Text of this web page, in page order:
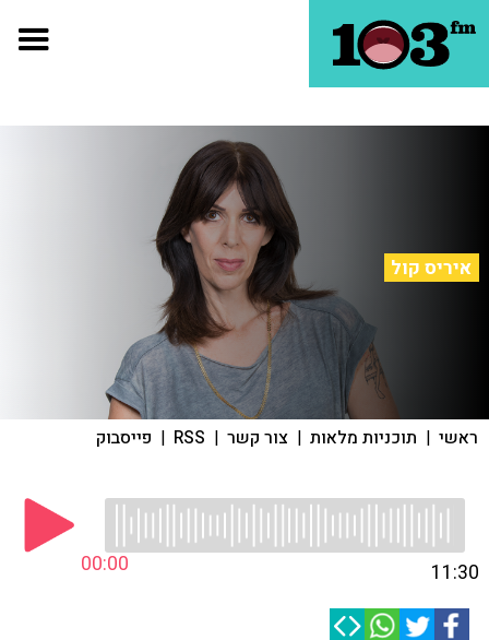
איריס קול
ראשי | תוכניות מלאות | צור קשר |
RSS
| פייסבוק
00:00 11:30